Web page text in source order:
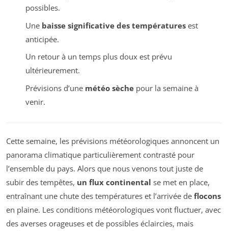
possibles.
Une baisse significative des températuresest
anticipée.
Un retour à un temps plus doux est prévu
ultérieurement.
Prévisions d’une météo sèchepour la semaine à
venir.
Cette semaine, les prévisions météorologiques annoncent un
panorama climatique particulièrement contrasté pour
l’ensemble du pays. Alors que nous venons tout juste de
subir des tempêtes, un flux continental se met en place,
entraînant une chute des températures et l’arrivée de flocons
en plaine. Les conditions météorologiques vont fluctuer, avec
des averses orageuses et de possibles éclaircies, mais